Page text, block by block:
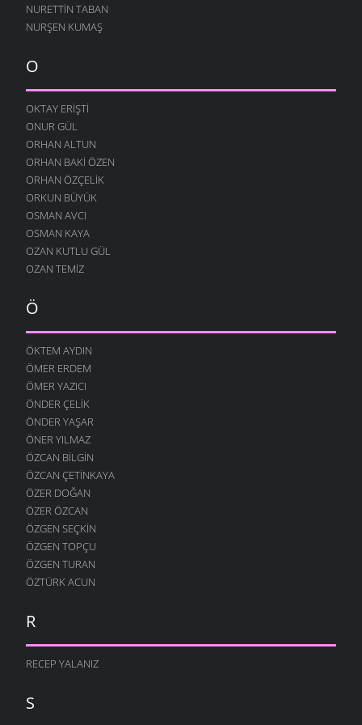
BE HÜZÜN
27 ARALIK 2007
24 ARALIK 2007
DÖNMÜŞÜM
19 ARALIK 2007
ÜŞÜRÜM SENSIZ
17 ARALIK 2007
ZORUMA GIDER
13 ARALIK 2007
HEP SEN GELIRSIN
11 ARALIK 2007
SARHOŞ OLMUŞ
7 ARALIK 2007
ÇOK SEVERIM
29 KASIM 2007
29 KASIM 2007
GERI ÇEVIRMIŞ
27 KASIM 2007
GÜNEŞ ÇALMIŞ
24 KASIM 2007
YÜZ BULAMADIM
15 KASIM 2007
DÖNMÜŞSÜN
11 KASIM 2007
KIM ÜZDÜ SENI ?
6 KASIM 2007
GIDERIM
CANAN GELECEK
19 EKIM 2007
GÜZEL OLURSUN
BU DERDIME
NURETTIN TABAN
NURŞEN KUMAŞ
O
OKTAY ERIŞTI
ONUR GÜL
ORHAN ALTUN
ORHAN BAKI ÖZEN
ORHAN ÖZÇELIK
ORKUN BÜYÜK
OSMAN AVCI
OSMAN KAYA
OZAN KUTLU GÜL
OZAN TEMIZ
Ö
ÖKTEM AYDIN
ÖMER ERDEM
ÖMER YAZICI
ÖNDER ÇELIK
ÖNDER YAŞAR
ÖNER YILMAZ
ÖZCAN BILGIN
ÖZCAN ÇETINKAYA
ÖZER DOĞAN
ÖZER ÖZCAN
ÖZGEN SEÇKIN
ÖZGEN TOPÇU
ÖZGEN TURAN
ÖZTÜRK ACUN
R
RECEP YALANIZ
S